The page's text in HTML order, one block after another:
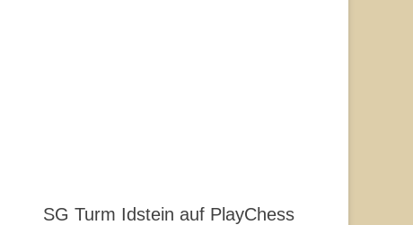
SG Turm Idstein auf PlayChess